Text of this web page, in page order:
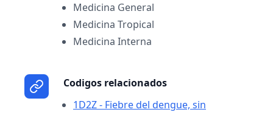
Medicina General
Medicina Tropical
Medicina Interna
Codigos relacionados
1D2Z - Fiebre del dengue, sin